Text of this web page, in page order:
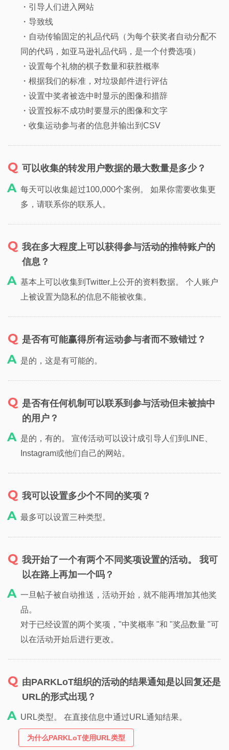
・引导人们进入网站
・导致线
・自动传输固定的礼品代码（为每个获奖者自动分配不
同的代码，如亚马逊礼品代码，是一个付费选项）
・设置每个礼物的棋子数量和获胜概率
・根据我们的标准，对垃圾邮件进行评估
・设置中奖者被选中时显示的图像和措辞
・设置投标不成功时要显示的图像和文字
・收集运动参与者的信息并输出到CSV
可以收集的转发用户数据的最大数量是多少？
每天可以收集超过100,000个案例。 如果你需要收集更
多，请联系你的联系人。
我在多大程度上可以获得参与活动的推特账户的
信息？
基本上可以收集到Twitter上公开的资料数据。 个人账户
上被设置为隐私的信息不能被收集。
是否有可能赢得所有运动参与者而不致错过？
是的，这是有可能的。
是否有任何机制可以联系到参与活动但未被抽中
的用户？
是的，有的。 宣传活动可以设计成引导人们到LINE、
Instagram或他们自己的网站。
我可以设置多少个不同的奖项？
最多可以设置三种类型。
我开始了一个有两个不同奖项设置的活动。 我可
以在路上再加一个吗？
一旦帖子被自动推送，活动开始，就不能再增加其他奖
品。
对于已经设置的两个奖项，"中奖概率 "和 "奖品数量 "可
以在活动开始后进行更改。
由PARKLoT组织的活动的结果通知是以回复还是
URL的形式出现？
URL类型。 在直接信息中通过URL通知结果。
为什么PARKLoT使用URL类型